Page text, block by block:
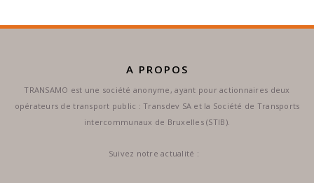
A PROPOS
TRANSAMO est une société anonyme, ayant pour actionnaires deux
opérateurs de transport public : Transdev SA et la Société de Transports
intercommunaux de Bruxelles (STIB).
Suivez notre actualité :